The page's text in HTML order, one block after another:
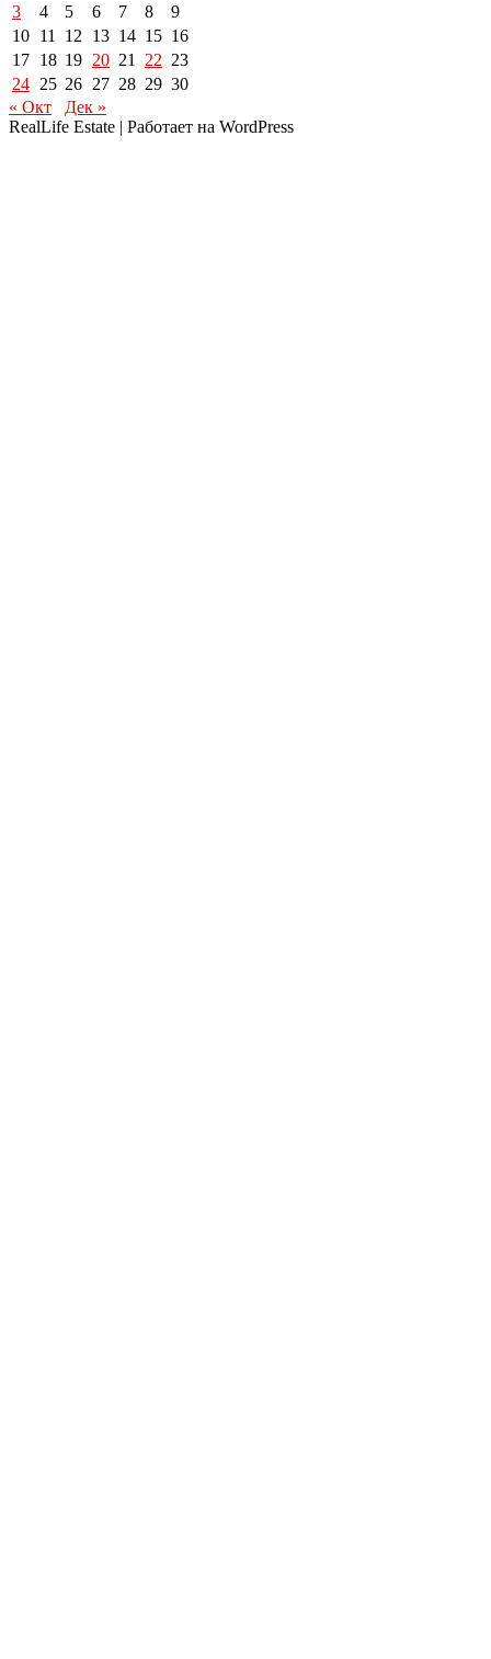
3
4 5 6 7 8
9
10 11 12 13 14 15 16
17 18 19 20 21 22 23
24 25 26 27 28 29 30
« Окт
Дек »
RealLife Estate | Работает на WordPress